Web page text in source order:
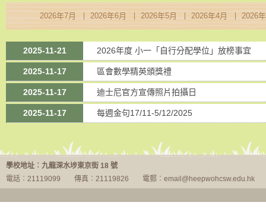
2026年7月 2026年6月 2026年5月 2026年4月 2026
2025-11-21 2026年度 小一「自行分配學位」放榜事宜
2025-11-17 區會數學精英頒獎禮
2025-11-17 迪士尼官方宣傳照片拍攝日
2025-11-17 每週金句17/11-5/12/2025
學校地址︰九龍深水埗東京街 18 號
電話︰21119099
傳真︰21119826 電郵︰email@heepwohcsw.edu.hk